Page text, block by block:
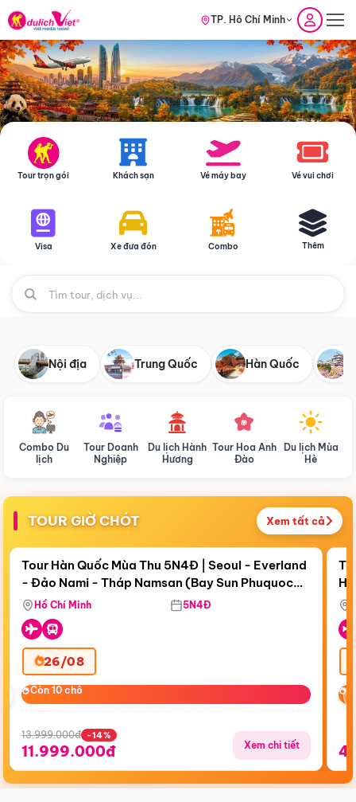
TP. Hồ Chí Minh
Tour trọn gói Khách sạn Vé máy bay Vé vui chơi
Visa Xe đưa đón Combo Thêm
Nội địa Trung Quốc Hàn Quốc
Combo Du
lịch
Tour Doanh
Nghiệp
Du lịch Hành
Hương
Tour Hoa Anh
Đào
Du lịch Mùa
Hè
TOUR GIỜ CHÓT Xem tất cả
Còn19 ngày 07:25:04
Điểm nổi bật
Tour Hàn Quốc Mùa Thu 5N4Đ | Seoul - Everland
- Đảo Nami - Tháp Namsan (Bay Sun Phuquoc
Airways)
Hồ Chí Minh 5N4Đ
26/08
Còn 10 chỗ
Còn 10 chỗ
13.999.000đ -14%
11.999.000đ Xem chi tiết